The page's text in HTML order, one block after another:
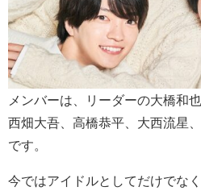
メンバーは、リーダーの大橋和
西畑大吾、高橋恭平、大西流星
です。
今ではアイドルとしてだけでな